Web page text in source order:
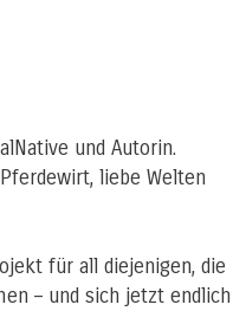
und Autorin.
liebe Welten
für all diejenigen, die
– und sich jetzt endlich